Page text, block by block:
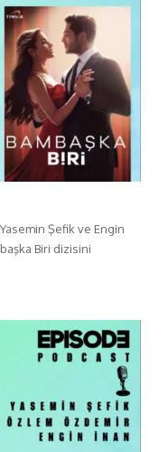
Şefik ve Engin
Biri dizisini